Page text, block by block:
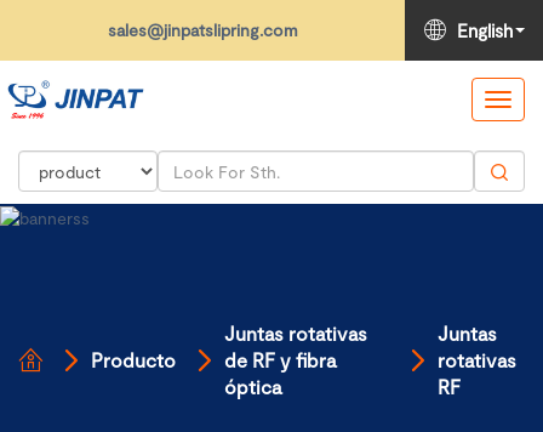
sales@jinpatslipring.com English
Producto
Juntas rotativas
de RF y fibra
óptica
Juntas
rotativas
RF